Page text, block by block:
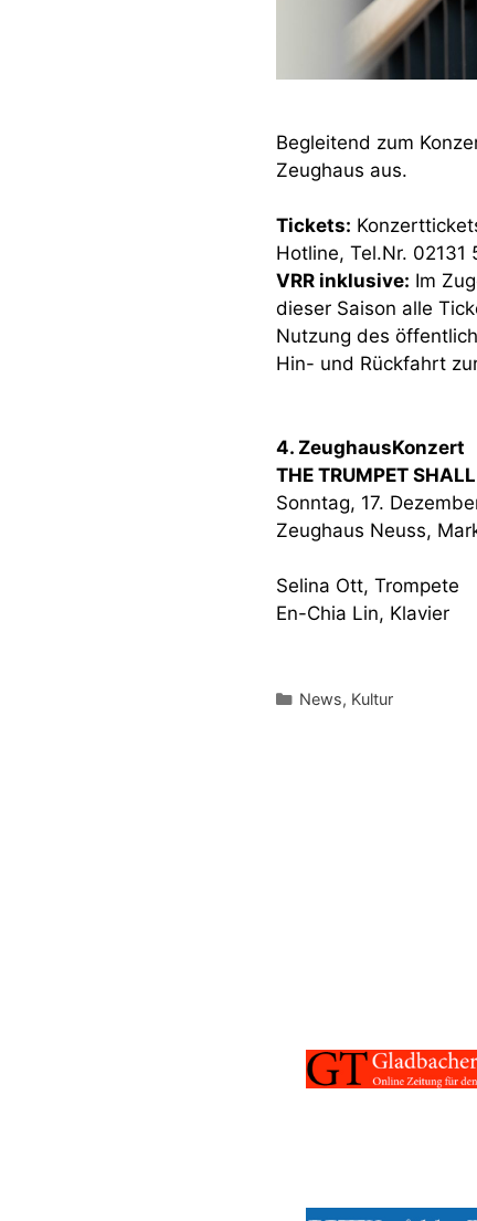
Begleitend zum
Zeughaus aus.
Tickets:
Hotline, Tel.Nr.
VRR inklusive: Im
dieser Saison alle
Nutzung des
Hin- und Rückfahrt
4. ZeughausKonzert
THE TRUMPET
Sonntag, 17.
Zeughaus Neuss,
Selina Ott, Trompete
En-Chia Lin, Klavier
Kategorien
News, Kultur